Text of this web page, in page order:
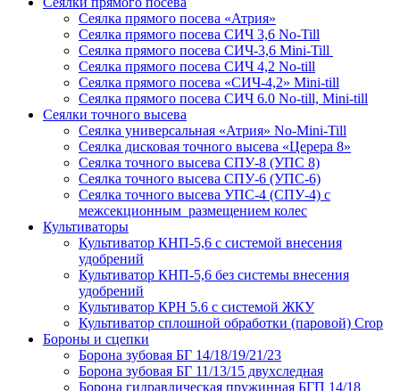
Сеялка прямого посева «Атрия»
Сеялка прямого посева СИЧ 3,6 No-Till
Сеялка прямого посева СИЧ-3,6 Mini-Till
Сеялка прямого посева СИЧ 4,2 No-till
Сеялка прямого посева «СИЧ-4,2» Mini-till
Сеялка прямого посева СИЧ 6.0 No-till, Mini-till
Сеялки точного высева
Сеялка универсальная «Атрия» No-Mini-Till
Сеялка дисковая точного высева «Церера 8»
Сеялка точного высева СПУ-8 (УПС 8)
Сеялка точного высева СПУ-6 (УПС-6)
Сеялка точного высева УПС-4 (СПУ-4) с
межсекционным размещением колес
Культиваторы
Культиватор КНП-5,6 с системой внесения
удобрений
Культиватор КНП-5,6 без системы внесения
удобрений
Культиватор КРН 5.6 с системой ЖКУ
Культиватор сплошной обработки (паровой) Crop
Бороны и сцепки
Борона зубовая БГ 14/18/19/21/23
Борона зубовая БГ 11/13/15 двухследная
Борона гидравлическая пружинная БГП 14/18